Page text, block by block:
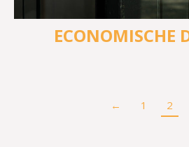
ECONOMISCHE
← 1 2